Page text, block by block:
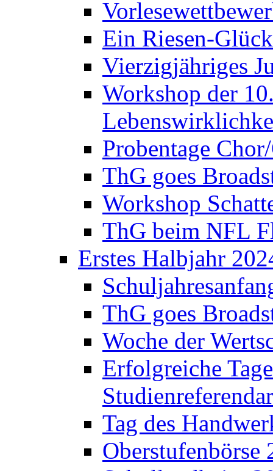
Ein Riesen-
Vierzigjähriges
Workshop der
Probentage
ThG goes
Workshop
ThG beim NFL
Erstes Halbjahr
ThG goes
Woche der
Erfolgreiche
Tag des
Oberstufenbörse